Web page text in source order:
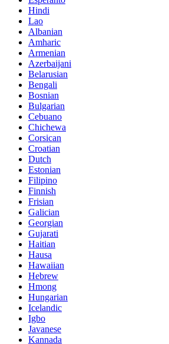
Hindi
Lao
Albanian
Amharic
Armenian
Azerbaijani
Belarusian
Bengali
Bosnian
Bulgarian
Cebuano
Chichewa
Corsican
Croatian
Dutch
Estonian
Filipino
Finnish
Frisian
Galician
Georgian
Gujarati
Haitian
Hausa
Hawaiian
Hebrew
Hmong
Hungarian
Icelandic
Igbo
Javanese
Kannada